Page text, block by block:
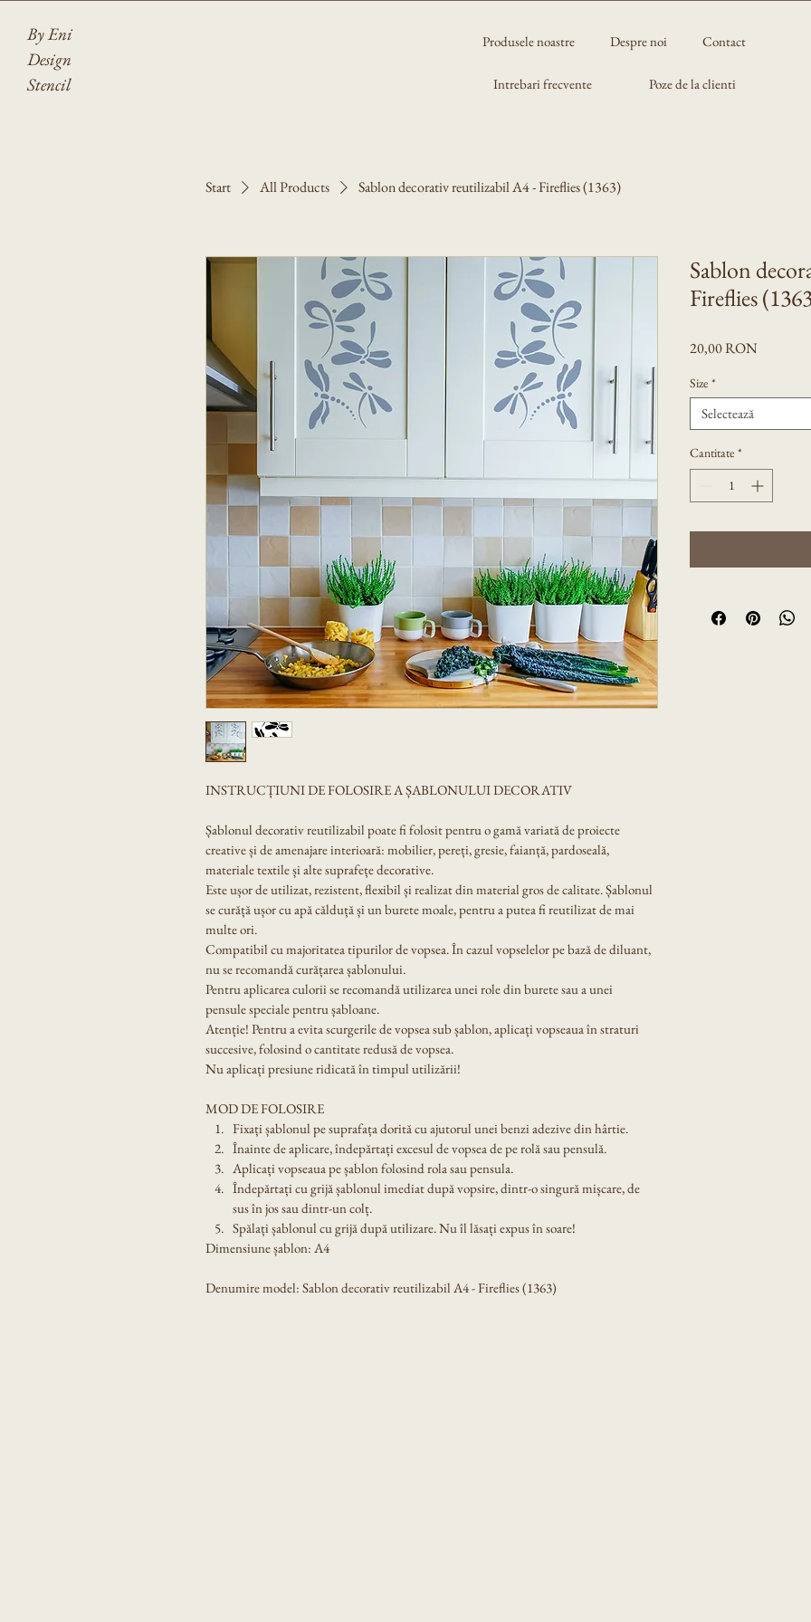
By Eni
Design
Stencil
Produsele noastre Despre noi Contact
Intrebari frecvente Poze de la clienti
Start All Products Sablon decorativ reutilizabil A4 - Fireflies (1363)
INSTRUCȚIUNI DE FOLOSIRE A ȘABLONULUI DECORATIV
Șablonul decorativ reutilizabil poate fi folosit pentru o gamă variată de proiecte
creative și de amenajare interioară: mobilier, pereți, gresie, faianță, pardoseală,
materiale textile și alte suprafețe decorative.
Este ușor de utilizat, rezistent, flexibil și realizat din material gros de calitate. Șablonul
se curăță ușor cu apă călduță și un burete moale, pentru a putea fi reutilizat de mai
multe ori.
Compatibil cu majoritatea tipurilor de vopsea. În cazul vopselelor pe bază de diluant,
nu se recomandă curățarea șablonului.
Pentru aplicarea culorii se recomandă utilizarea unei role din burete sau a unei
pensule speciale pentru șabloane.
Atenție! Pentru a evita scurgerile de vopsea sub șablon, aplicați vopseaua în straturi
succesive, folosind o cantitate redusă de vopsea.
Nu aplicați presiune ridicată în timpul utilizării!
MOD DE FOLOSIRE
Fixați șablonul pe suprafața dorită cu ajutorul unei benzi adezive din hârtie.
Înainte de aplicare, îndepărtați excesul de vopsea de pe rolă sau pensulă.
Aplicați vopseaua pe șablon folosind rola sau pensula.
Îndepărtați cu grijă șablonul imediat după vopsire, dintr-o singură mișcare, de
sus în jos sau dintr-un colț.
Spălați șablonul cu grijă după utilizare. Nu îl lăsați expus în soare!
Dimensiune șablon: A4
Denumire model: Sablon decorativ reutilizabil A4 - Fireflies (1363)
Sablon
Fireflies
20,00 RONPreț
Size *
Selectează
Cantitate *